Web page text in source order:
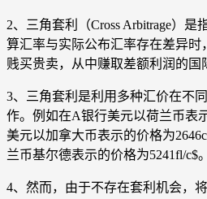
2、三角套利（Cross Arbitrage）
算汇率与实际公布汇率存在差异
贱买贵卖，从中赚取差额利润的国
3、三角套利是利用多种汇价在不
作。例如在A银行美元以荷兰币表
美元以加拿大币表示的价格为
兰币基尔德表示的价格为5241fl/c$。
4、然而，由于不存在套利机会，